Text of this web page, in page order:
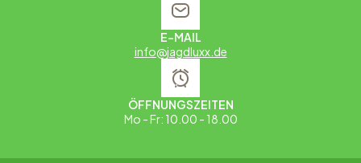
E-MAIL
info@jagdluxx.de
ÖFFNUNGSZEITEN
Mo - Fr: 10.00 - 18.00